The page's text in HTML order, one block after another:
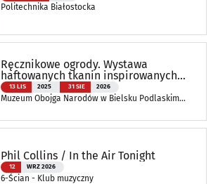
Politechnika Białostocka
Ręcznikowe ogrody. Wystawa
haftowanych tkanin inspirowanych
naturą
13 LIS 2025 31 SIE 2026
Muzeum Obojga Narodów w Bielsku Podlaskim
Phil Collins / In the Air Tonight
12 WRZ 2026
6-Ścian - Klub muzyczny